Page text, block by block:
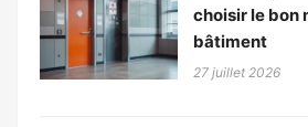
choisir le bon
bâtiment
27 juillet 2026